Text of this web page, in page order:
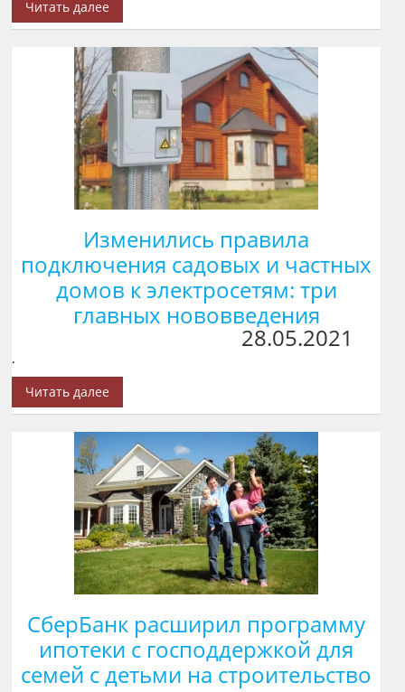
Читать далее
Изменились правила
подключения садовых и частных
домов к электросетям: три
главных нововведения
28.05.2021
.
Читать далее
СберБанк расширил программу
ипотеки с господдержкой для
семей с детьми на строительство